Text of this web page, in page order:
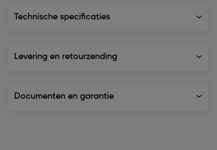
Technische specificaties
Levering en retourzending
Documenten en garantie